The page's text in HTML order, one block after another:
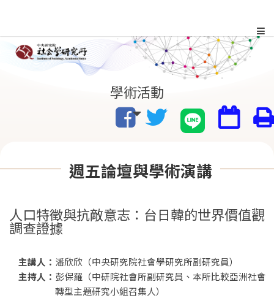
到
學術活動
週五論壇與學術演講
人口特徵與抗敵意志：台日韓的世界價值觀
調查證據
主講人： 潘欣欣（中央研究院社會學研究所副研究員）
主持人： 彭保羅（中研院社會所副研究員、本所比較亞洲社會
轉型主題研究小組召集人）